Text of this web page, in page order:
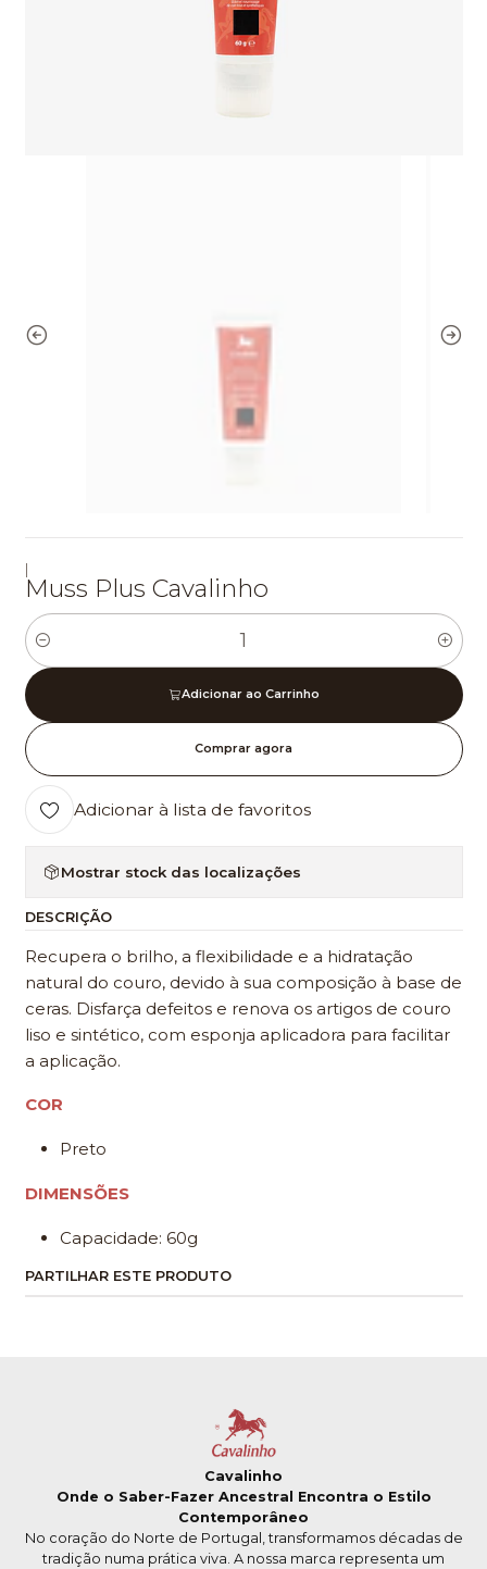
|
Muss Plus Cavalinho
Quantidade
Adicionar ao Carrinho
Comprar agora
Adicionar à lista de favoritos
Mostrar stock das localizações
DESCRIÇÃO
Recupera o brilho, a flexibilidade e a hidratação
natural do couro, devido à sua composição à base de
ceras. Disfarça defeitos e renova os artigos de couro
liso e sintético, com esponja aplicadora para facilitar
a aplicação.
COR
Preto
DIMENSÕES
Capacidade: 60g
PARTILHAR ESTE PRODUTO
Cavalinho
Onde o Saber-Fazer Ancestral Encontra o Estilo
Contemporâneo
No coração do Norte de Portugal, transformamos décadas de
tradição numa prática viva. A nossa marca representa um